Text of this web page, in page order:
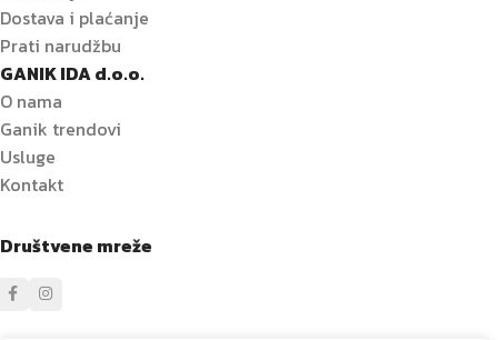
Dostava i plaćanje
Prati narudžbu
GANIK IDA d.o.o.
O nama
Ganik trendovi
Usluge
Kontakt
Društvene mreže